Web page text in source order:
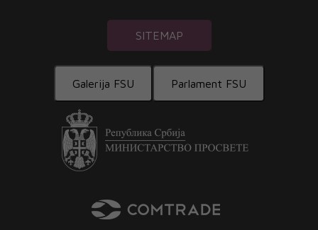
SITEMAP
Galerija FSU Parlament FSU